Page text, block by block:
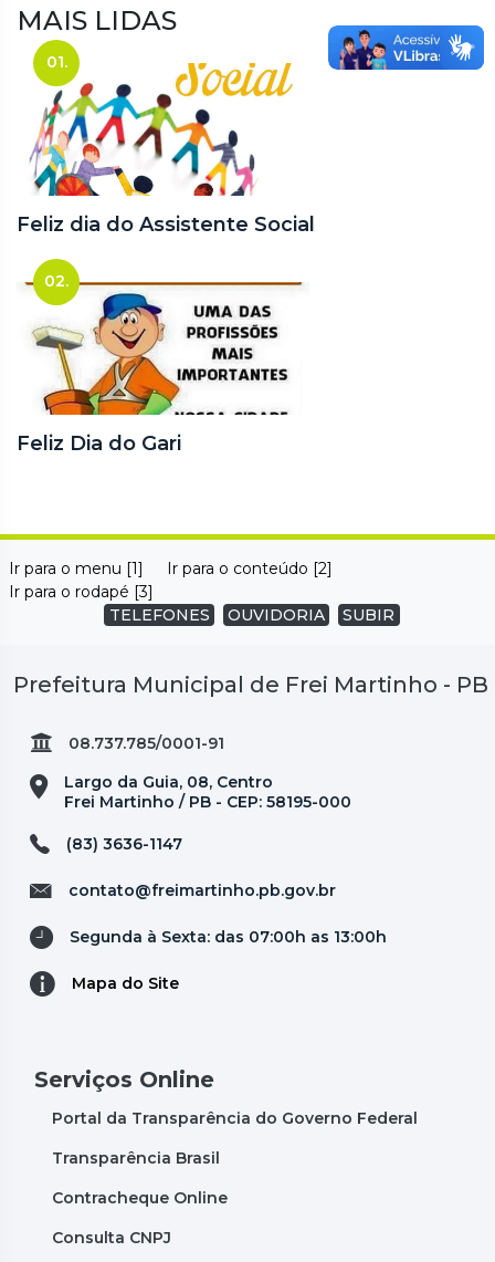
MAIS LIDAS
01.
Feliz dia do Assistente Social
02.
Feliz Dia do Gari
Ir para o menu [1]
Ir para o conteúdo [2]
Ir para o rodapé [3]
TELEFONES
OUVIDORIA SUBIR
Prefeitura Municipal de Frei Martinho - PB
08.737.785/0001-91
Largo da Guia, 08, Centro
Frei Martinho / PB - CEP: 58195-000
(83) 3636-1147
contato@freimartinho.pb.gov.br
Segunda à Sexta: das 07:00h as 13:00h
Mapa do Site
Serviços Online
Portal da Transparência do Governo Federal
Transparência Brasil
Contracheque Online
Consulta CNPJ